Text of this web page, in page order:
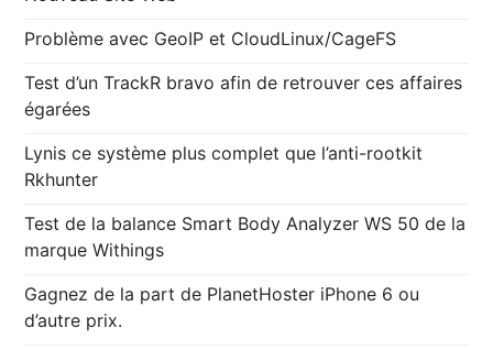
Problème avec GeoIP et CloudLinux/CageFS
Test d’un TrackR bravo afin de retrouver ces affaires
égarées
Lynis ce système plus complet que l’anti-rootkit
Rkhunter
Test de la balance Smart Body Analyzer WS 50 de la
marque Withings
Gagnez de la part de PlanetHoster iPhone 6 ou
d’autre prix.